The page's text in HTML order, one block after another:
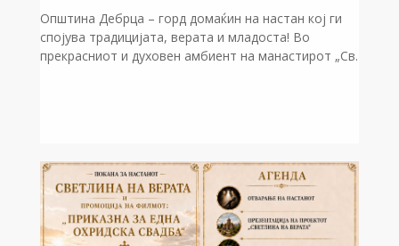
Општина Дебрца – горд домаќин на настан кој ги
спојува традицијата, верата и младоста! Во
прекрасниот и духовен амбиент на манастирот „Св.